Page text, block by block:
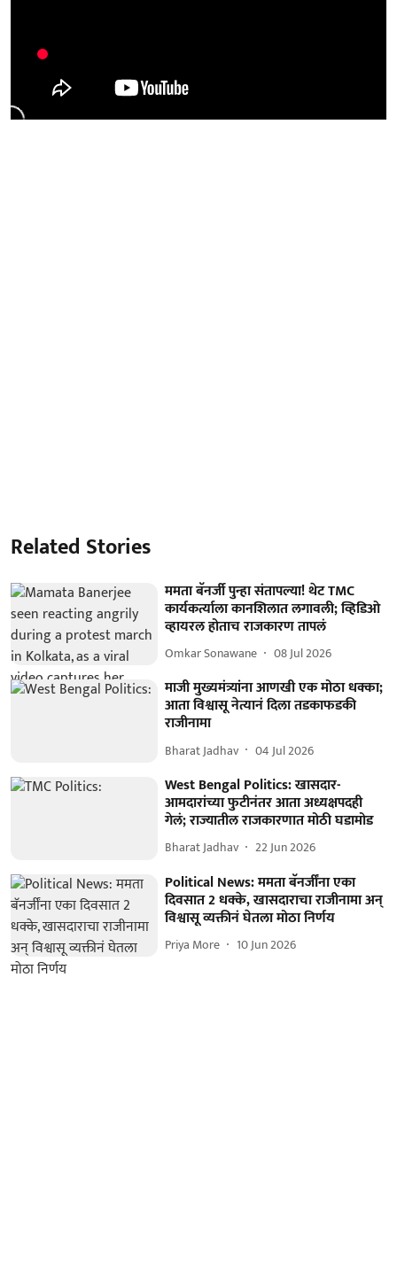
Related Stories
ममता बॅनर्जी पुन्हा संतापल्या! थेट TMC
कार्यकर्त्याला कानशिलात लगावली; व्हिडिओ
व्हायरल होताच राजकारण तापलं
Omkar Sonawane 08 Jul 2026
माजी मुख्यमंत्र्यांना आणखी एक मोठा धक्का;
आता विश्वासू नेत्यानं दिला तडकाफडकी
राजीनामा
Bharat Jadhav 04 Jul 2026
West Bengal Politics: खासदार-
आमदारांच्या फुटीनंतर आता अध्यक्षपदही
गेलं; राज्यातील राजकारणात मोठी घडामोड
Bharat Jadhav 22 Jun 2026
Political News: ममता बॅनर्जींना एका
दिवसात 2 धक्के, खासदाराचा राजीनामा अन्
विश्वासू व्यक्तीनं घेतला मोठा निर्णय
Priya More 10 Jun 2026